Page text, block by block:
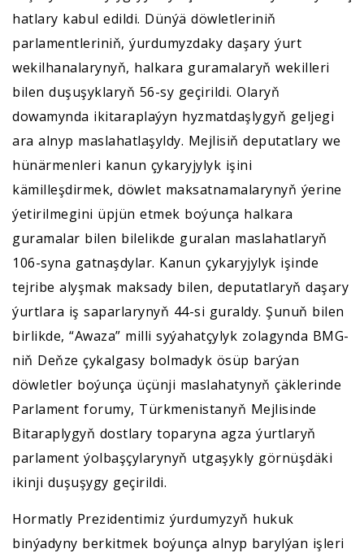
hatlary kabul edildi. Dünýä döwletleriniň
parlamentleriniň, ýurdumyzdaky daşary ýurt
wekilhanalarynyň, halkara guramalaryň wekilleri
bilen duşuşyklaryň 56-sy geçirildi. Olaryň
dowamynda ikitaraplaýyn hyzmatdaşlygyň geljegi
ara alnyp maslahatlaşyldy. Mejlisiň deputatlary we
hünärmenleri kanun çykaryjylyk işini
kämilleşdirmek, döwlet maksatnamalarynyň ýerine
ýetirilmegini üpjün etmek boýunça halkara
guramalar bilen bilelikde guralan maslahatlaryň
106-syna gatnaşdylar. Kanun çykaryjylyk işinde
tejribe alyşmak maksady bilen, deputatlaryň daşary
ýurtlara iş saparlarynyň 44-si guraldy. Şunuň bilen
birlikde, “Awaza” milli syýahatçylyk zolagynda BMG-
niň Deňze çykalgasy bolmadyk ösüp barýan
döwletler boýunça üçünji maslahatynyň çäklerinde
Parlament forumy, Türkmenistanyň Mejlisinde
Bitaraplygyň dostlary toparyna agza ýurtlaryň
parlament ýolbaşçylarynyň utgaşykly görnüşdäki
ikinji duşuşygy geçirildi.
Hormatly Prezidentimiz ýurdumyzyň hukuk
binýadyny berkitmek boýunça alnyp barylýan işleri